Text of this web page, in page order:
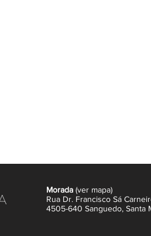
Morada (ver mapa)
Rua Dr. Francisco Sá
4505-640 Sanguedo, Santa